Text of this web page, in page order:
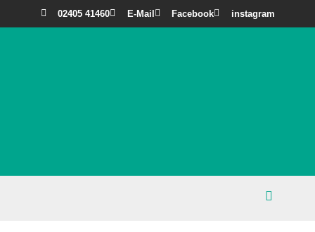
02405 41460 E-Mail Facebook instagram